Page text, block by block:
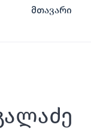
მთავარი